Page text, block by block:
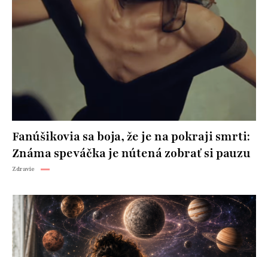
Fanúšikovia sa boja, že je na pokraji smrti:
Známa speváčka je nútená zobrať si pauzu
Zdravie